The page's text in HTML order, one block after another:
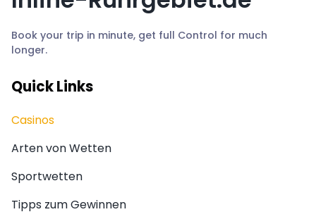
Book your trip in minute, get full Control for much
longer.
Quick Links
Casinos
Arten von Wetten
Sportwetten
Tipps zum Gewinnen